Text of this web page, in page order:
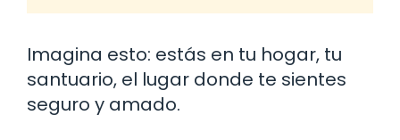
Imagina esto: estás en tu hogar, tu
santuario, el lugar donde te sientes
seguro y amado.